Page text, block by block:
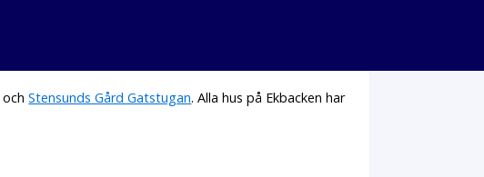
ochStensunds Gård Gatstugan. Alla hus på Ekbacken har